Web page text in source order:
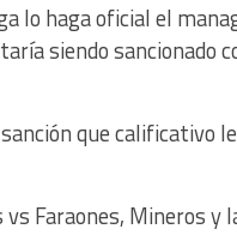
lo haga oficial el
siendo sancionado
que calificativo
Faraones, Mineros y